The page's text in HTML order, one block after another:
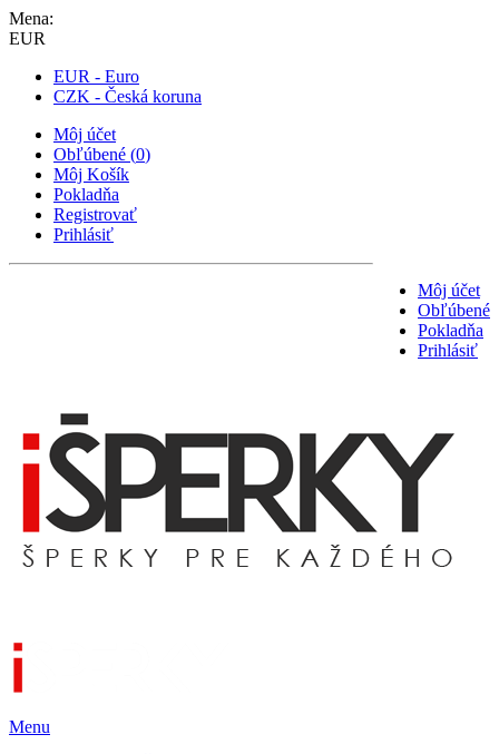
Mena:
EUR
EUR - Euro
CZK - Česká koruna
Môj účet
Obľúbené (0)
Môj Košík
Pokladňa
Registrovať
Prihlásiť
Môj účet
Obľúbené
Pokladňa
Prihlásiť
Menu